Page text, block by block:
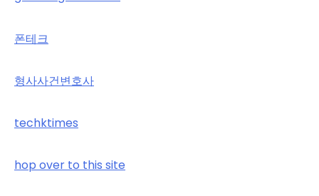
폰테크
형사사건변호사
techktimes
hop over to this site